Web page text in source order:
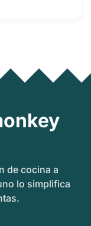
de cocina a
lo simplifica